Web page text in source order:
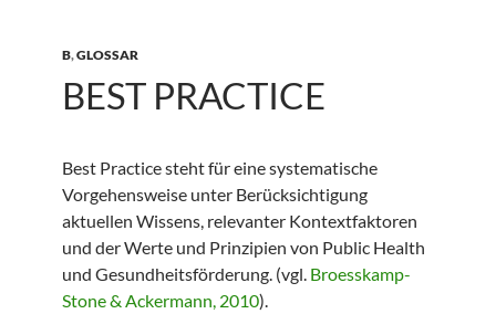
B,GLOSSAR
BEST PRACTICE
Best Practice steht für eine systematische
Vorgehensweise unter Berücksichtigung
aktuellen Wissens, relevanter Kontextfaktoren
und der Werte und Prinzipien von Public Health
und Gesundheitsförderung. (vgl. Broesskamp-
Stone & Ackermann, 2010).